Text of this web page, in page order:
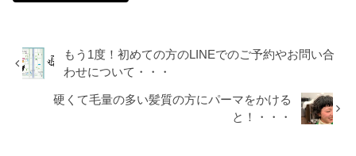
もう1度！初めての方のLINEでのご予約やお問い合
わせについて・・・
硬くて毛量の多い髪質の方にパーマをかける
と！・・・